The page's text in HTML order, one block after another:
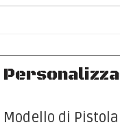
Modello di Pistola